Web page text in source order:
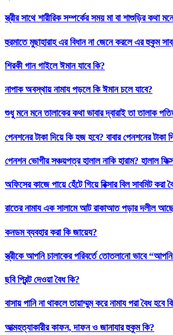
স্ত্রীর সাথে শারীরিক সম্পর্কের সময় মা বা শাশুড়ির কথা
হুরমাতে মুছাহারাহ এর বিধান না জেনে করলে এর হুকুম
শিরকী গান গাইলে ঈমান যাবে কি?
নাপাক অবস্থায় নামায পড়লে কি ঈমান চলে যাবে?
শুধু মনে মনে তালাকের কথা ভাবার দ্বারাই তা তালাক
পেনশনের টাকা দিয়ে কি হজ হবে? বাবার পেনশনের টাকা
পেনশন ভোগীর সঞ্চয়পত্র হালাল নাকি হারাম? হালাল
অফিসের কাজে পায়ে হেঁটে গিয়ে রিক্সার বিল সাবমিট করা
রাতের নামায এক সালামে আট রাকাআত পড়ার দলীল
কনডম ব্যবহার করা কি জায়েয?
স্ত্রীকে আপনি চালাকের পরিবর্তে তোতলানো ভাবে
ছবি প্রিন্ট দেওয়া বৈধ কি?
বাসায় পানি না থাকলে তায়াম্মুম করে নামায পরা বৈধ
আত্মহত্যাকারীর কাফন, দাফন ও জানাযার হুকুম কি?